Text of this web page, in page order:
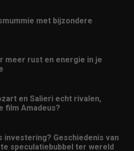
met bijzondere
meer rust en energie in je
en Salieri echt rivalen,
film Amadeus?
investering? Geschiedenis van
speculatiebubbel ter wereld